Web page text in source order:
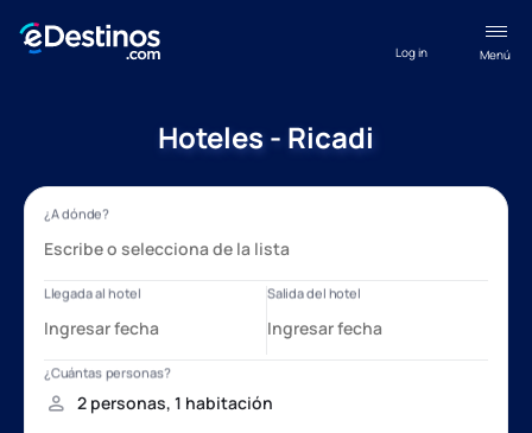
Menú
Log in
Hoteles - Ricadi